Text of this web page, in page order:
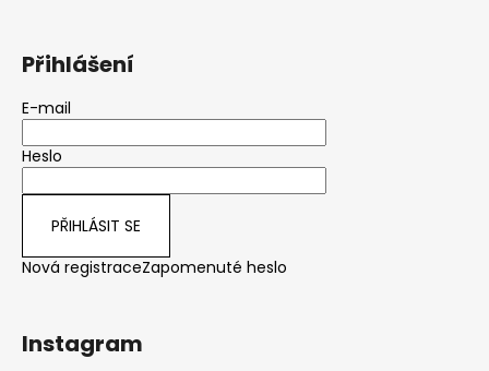
Přihlášení
E-mail
Heslo
PŘIHLÁSIT SE
Nová registraceZapomenuté heslo
Instagram